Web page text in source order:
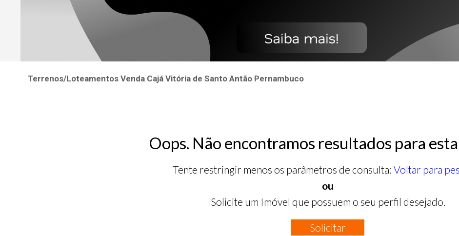
Terrenos/Loteamentos Venda Cajá Vitória de Santo Antão Pernambuco
Oops. Não encontramos resultados para
Tente restringir menos os parâmetros de consulta: Voltar para
ou
Solicite um Imóvel que possuem o seu perfil desejado.
Solicitar